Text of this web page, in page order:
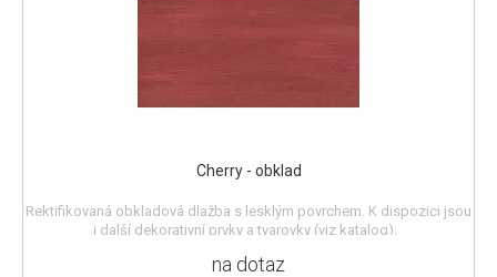
Cherry - obklad
Rektifikovaná obkladová dlažba s lesklým povrchem. K dispozici jsou
i další dekorativní prvky a tvarovky (viz katalog).
na dotaz